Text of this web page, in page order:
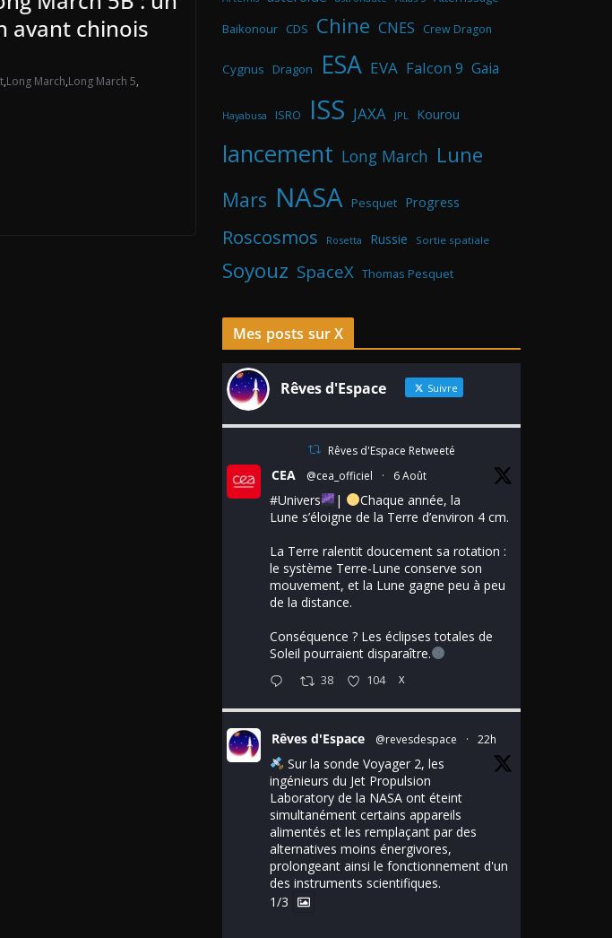
avant chinois
,Long March,Long March 5,
Baikonour CDS Chine CNES Crew Dragon
Cygnus Dragon ESA EVA Falcon 9 Gaia
Hayabusa ISRO ISS JAXA JPL Kourou
lancement Long March Lune
Mars NASA Pesquet Progress
Roscosmos Rosetta Russie Sortie spatiale
Soyouz SpaceX Thomas Pesquet
Mes posts sur X
Rêves d'Espace Suivre
Rêves d'Espace Retweeté
CEA @cea_officiel · 6 Août
#Univers |
Chaque année, la
Lune s’éloigne de la Terre d’environ 4 cm.
La Terre ralentit doucement sa rotation :
le système Terre-Lune conserve son
mouvement, et la Lune gagne peu à peu
de la distance.
Conséquence ? Les éclipses totales de
Soleil pourraient disparaître.
38 104 X
Rêves d'Espace @revesdespace · 22h
Sur la sonde Voyager 2, les
ingénieurs du Jet Propulsion
Laboratory de la NASA ont éteint
simultanément certains appareils
alimentés et les remplaçant par des
alternatives moins énergivores,
prolongeant ainsi le fonctionnement d'un
des instruments scientifiques.
1/3